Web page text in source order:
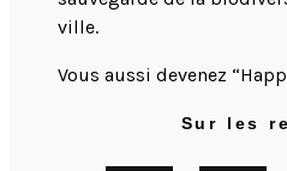
ville.
​Vous aussi devenez
Sur les